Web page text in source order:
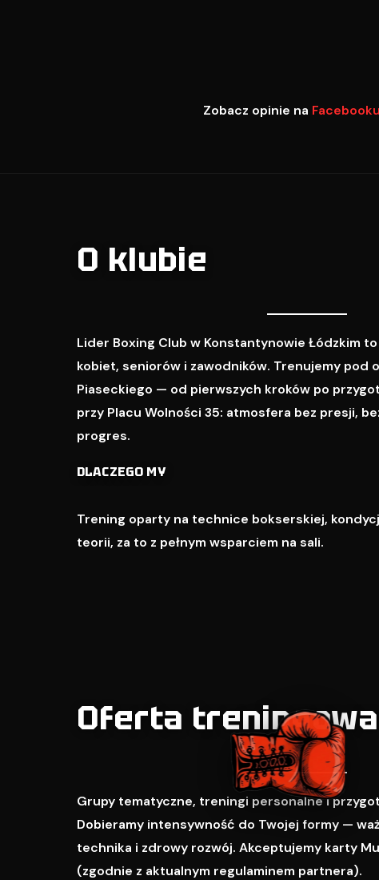
Zobacz opinie na Facebooku
O klubie
Lider Boxing Club w Konstantynowie Łódzkim
kobiet, seniorów i zawodników. Trenujemy pod
Piaseckiego — od pierwszych kroków po
przy Placu Wolności 35: atmosfera bez presji,
progres.
DLACZEGO MY
Trening oparty na technice bokserskiej,
teorii, za to z pełnym wsparciem na sali.
Oferta treningowa
Grupy tematyczne, treningi personalne i
Dobieramy intensywność do Twojej formy —
technika i zdrowy rozwój. Akceptujemy karty
(zgodnie z aktualnym regulaminem partnera).